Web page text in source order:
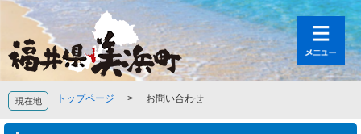
の
頭
で
す
ー
飛
ば
し
現在地 トップページ > お問い合わせ